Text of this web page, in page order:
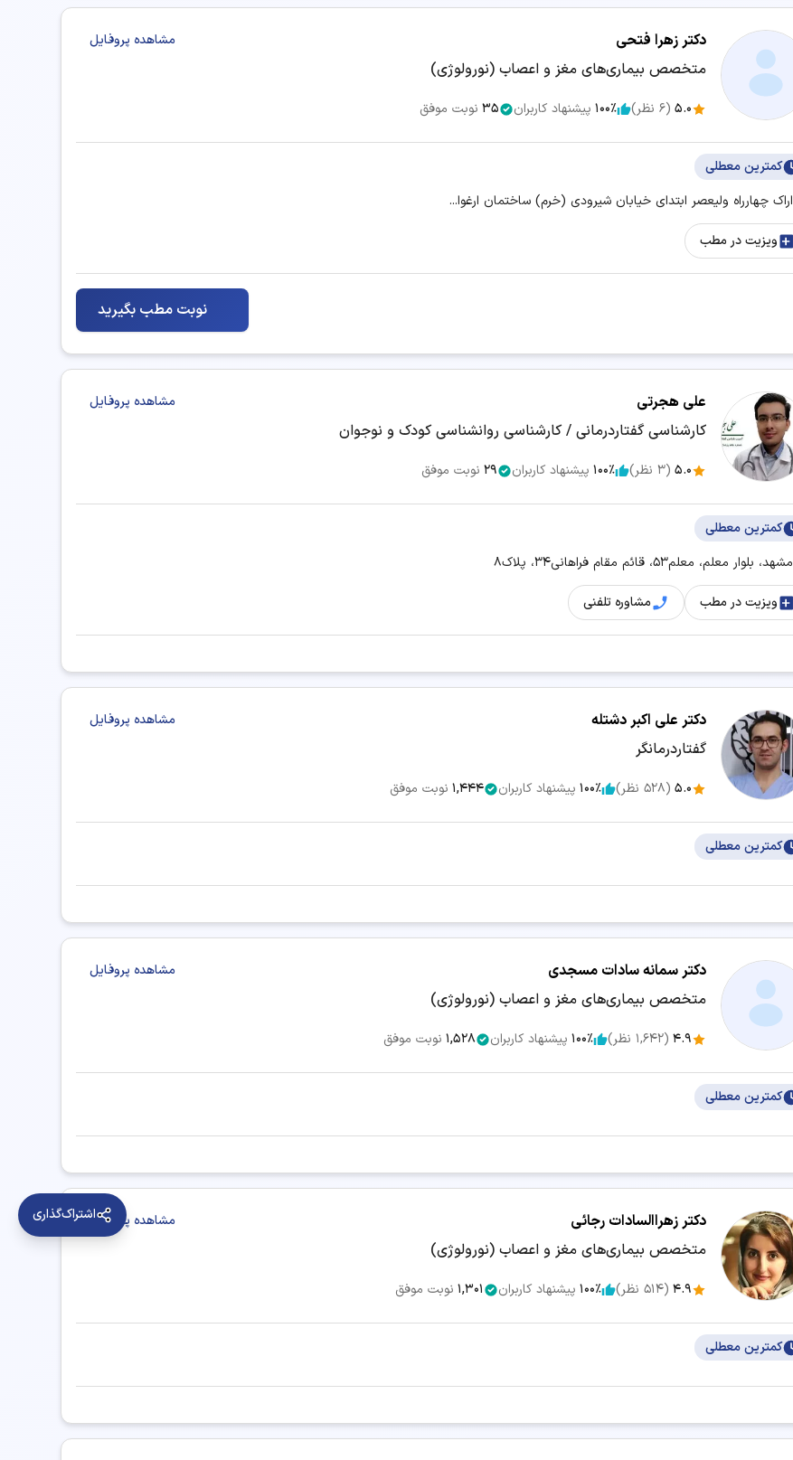
دکتر زهرا فتحی
متخصص بیماری‌های مغز و اعصاب (نورولوژی)
5.0
(
6نظر) 100٪ پیشنهاد کاربران 35 نوبت موفق
مشاهده پروفایل
کمترین معطلی
اراک چهارراه ولیعصر ابتدای خیابان شیرودی (خرم) ساختمان ارغوا...
ویزیت در مطب
نوبت مطب بگیرید
علی هجرتی
کارشناسی گفتاردرمانی / کارشناسی روانشناسی کودک و نوجوان
5.0
(
3 نظر) 100٪ پیشنهاد کاربران 29 نوبت موفق
مشاهده پروفایل
کمترین معطلی
مشهد، بلوار معلم، معلم53، قائم مقام فراهانی34، پلاک8
ویزیت در مطب مشاوره تلفنی
دکتر علی اکبر دشتله
گفتاردرمانگر
5.0
(
528نظر) 100٪ پیشنهاد کاربران 1,444 نوبت موفق
مشاهده پروفایل
کمترین معطلی
دکتر سمانه سادات مسجدی
متخصص بیماری‌های مغز و اعصاب (نورولوژی)
4.9
(
1,642نظر) 100٪ پیشنهاد کاربران 1,528 نوبت موفق
مشاهده پروفایل
کمترین معطلی
دکتر زهراالسادات رجائی
متخصص بیماری‌های مغز و اعصاب (نورولوژی)
4.9
(
514نظر) 100٪ پیشنهاد کاربران 1,301 نوبت موفق
مشاهده پروفایل
کمترین معطلی
اشتراک‌گذاری